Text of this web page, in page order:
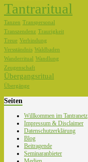
Tantraritual
Tanzen Transpersonal
Transzendenz Traurigkeit
Treue Verbindung
Versständnis Waldbaden
Wanderritual Wandlung
Zeugenschaft
Übergangsritual
Übergänge
Seiten
Willkommen im Tantranetz
Impressum & Disclaimer
Datenschutzerklärung
Blog
Beitragende
Seminaranbieter